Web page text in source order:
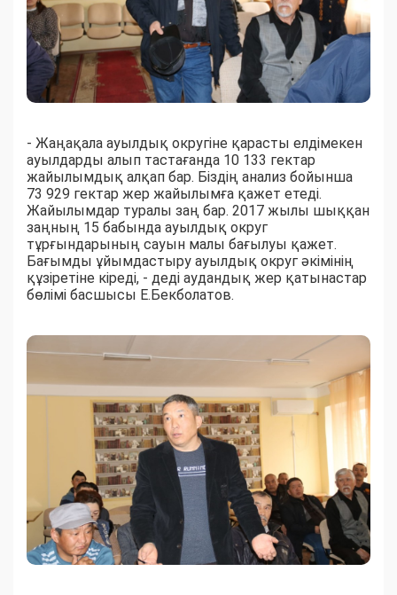
- Жаңақала ауылдық округіне қарасты елдімекен
ауылдарды алып тастағанда 10 133 гектар
жайылымдық алқап бар. Біздің анализ бойынша
73 929 гектар жер жайылымға қажет етеді.
Жайылымдар туралы заң бар. 2017 жылы шыққан
заңның 15 бабында ауылдық округ
тұрғындарының сауын малы бағылуы қажет.
Бағымды ұйымдастыру ауылдық округ әкімінің
құзіретіне кіреді, - деді аудандық жер қатынастар
бөлімі басшысы Е.Бекболатов.